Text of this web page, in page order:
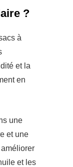
?
à
et la
en
une
et une
et les